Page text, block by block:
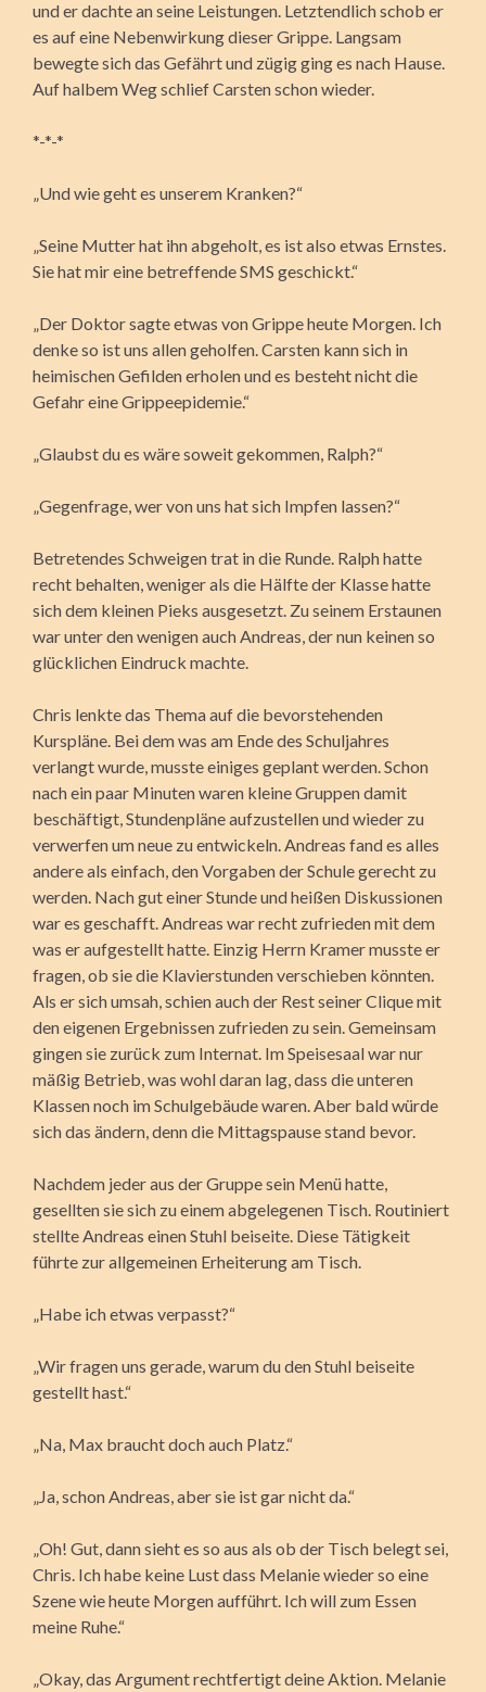
und er dachte an seine Leistungen. Letztendlich schob er
es auf eine Nebenwirkung dieser Grippe. Langsam
bewegte sich das Gefährt und zügig ging es nach Hause.
Auf halbem Weg schlief Carsten schon wieder.
*-*-*
„Und wie geht es unserem Kranken?“
„Seine Mutter hat ihn abgeholt, es ist also etwas Ernstes.
Sie hat mir eine betreffende SMS geschickt.“
„Der Doktor sagte etwas von Grippe heute Morgen. Ich
denke so ist uns allen geholfen. Carsten kann sich in
heimischen Gefilden erholen und es besteht nicht die
Gefahr eine Grippeepidemie.“
„Glaubst du es wäre soweit gekommen, Ralph?“
„Gegenfrage, wer von uns hat sich Impfen lassen?“
Betretendes Schweigen trat in die Runde. Ralph hatte
recht behalten, weniger als die Hälfte der Klasse hatte
sich dem kleinen Pieks ausgesetzt. Zu seinem Erstaunen
war unter den wenigen auch Andreas, der nun keinen so
glücklichen Eindruck machte.
Chris lenkte das Thema auf die bevorstehenden
Kurspläne. Bei dem was am Ende des Schuljahres
verlangt wurde, musste einiges geplant werden. Schon
nach ein paar Minuten waren kleine Gruppen damit
beschäftigt, Stundenpläne aufzustellen und wieder zu
verwerfen um neue zu entwickeln. Andreas fand es alles
andere als einfach, den Vorgaben der Schule gerecht zu
werden. Nach gut einer Stunde und heißen Diskussionen
war es geschafft. Andreas war recht zufrieden mit dem
was er aufgestellt hatte. Einzig Herrn Kramer musste er
fragen, ob sie die Klavierstunden verschieben könnten.
Als er sich umsah, schien auch der Rest seiner Clique mit
den eigenen Ergebnissen zufrieden zu sein. Gemeinsam
gingen sie zurück zum Internat. Im Speisesaal war nur
mäßig Betrieb, was wohl daran lag, dass die unteren
Klassen noch im Schulgebäude waren. Aber bald würde
sich das ändern, denn die Mittagspause stand bevor.
Nachdem jeder aus der Gruppe sein Menü hatte,
gesellten sie sich zu einem abgelegenen Tisch. Routiniert
stellte Andreas einen Stuhl beiseite. Diese Tätigkeit
führte zur allgemeinen Erheiterung am Tisch.
„Habe ich etwas verpasst?“
„Wir fragen uns gerade, warum du den Stuhl beiseite
gestellt hast.“
„Na, Max braucht doch auch Platz.“
„Ja, schon Andreas, aber sie ist gar nicht da.“
„Oh! Gut, dann sieht es so aus als ob der Tisch belegt sei,
Chris. Ich habe keine Lust dass Melanie wieder so eine
Szene wie heute Morgen aufführt. Ich will zum Essen
meine Ruhe.“
„Okay, das Argument rechtfertigt deine Aktion. Melanie